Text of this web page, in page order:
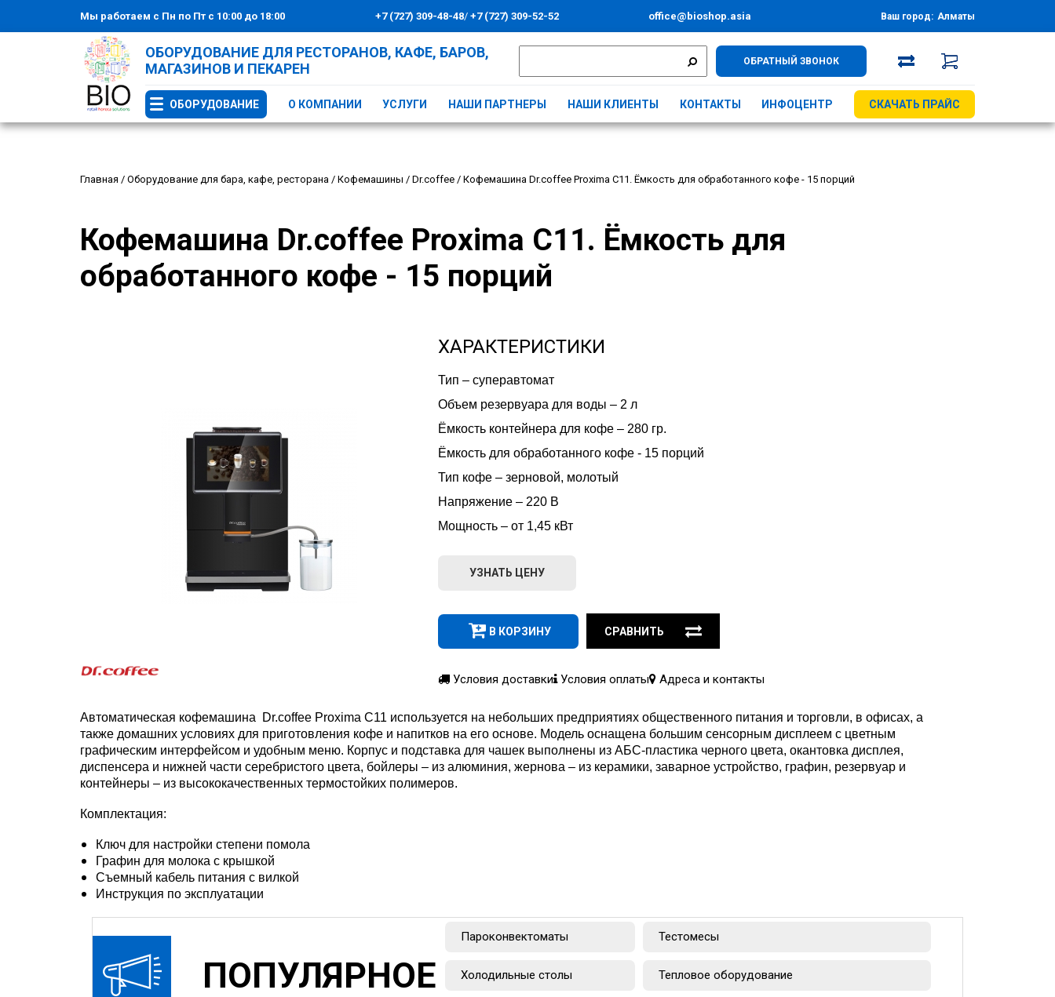
Мы работаем с Пн по Пт с 10:00 до 18:00 +7 (727) 309-48-48/+7 (727) 309-52-52 office@bioshop.asia Ваш город: Алматы
ОБОРУДОВАНИЕ ДЛЯ РЕСТОРАНОВ, КАФЕ, БАРОВ,
МАГАЗИНОВ И ПЕКАРЕН
ОБРАТНЫЙ ЗВОНОК
ОБОРУДОВАНИЕ О КОМПАНИИ УСЛУГИ НАШИ ПАРТНЕРЫ НАШИ КЛИЕНТЫ КОНТАКТЫ ИНФОЦЕНТР СКАЧАТЬ ПРАЙС
Главная / Оборудование для бара, кафе, ресторана / Кофемашины / Dr.coffee / Кофемашина Dr.coffee Proxima C11. Ёмкость для обработанного кофе - 15 порций
Кофемашина Dr.coffee Proxima C11. Ёмкость для
обработанного кофе - 15 порций
ХАРАКТЕРИСТИКИ
Тип – суперавтомат
Объем резервуара для воды – 2 л
Ёмкость контейнера для кофе – 280 гр.
Ёмкость для обработанного кофе - 15 порций
Тип кофе – зерновой, молотый
Напряжение – 220 В
Мощность – от 1,45 кВт
УЗНАТЬ ЦЕНУ
В КОРЗИНУ СРАВНИТЬ
Условия доставки Условия оплаты Адреса и контакты
Автоматическая кофемашина Dr.coffee Proxima C11 используется на небольших предприятиях общественного питания и торговли, в офисах, а
также домашних условиях для приготовления кофе и напитков на его основе. Модель оснащена большим сенсорным дисплеем с цветным
графическим интерфейсом и удобным меню. Корпус и подставка для чашек выполнены из АБС-пластика черного цвета, окантовка дисплея,
диспенсера и нижней части серебристого цвета, бойлеры – из алюминия, жернова – из керамики, заварное устройство, графин, резервуар и
контейнеры – из высококачественных термостойких полимеров.
Комплектация:
Ключ для настройки степени помола
Графин для молока с крышкой
Съемный кабель питания с вилкой
Инструкция по эксплуатации
ПОПУЛЯРНОЕ
Пароконвектоматы Тестомесы
Холодильные столы Тепловое оборудование